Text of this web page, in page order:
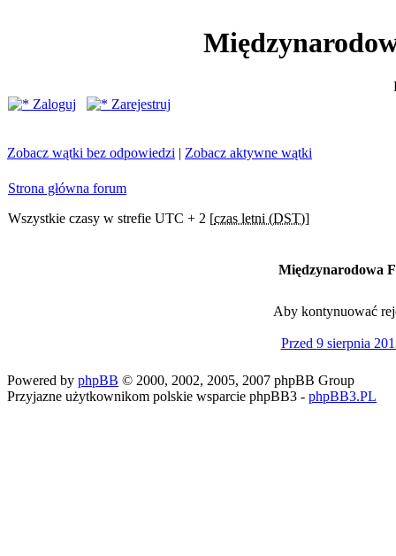
Zaloguj
Zarejestruj
Zobacz wątki bez odpowiedzi | Zobacz aktywne wątki
Strona główna forum
Wszystkie czasy w strefie UTC + 2 [czas letni (DST)]
Międzynarodowa
Aby kontynuować
Przed 9 sierpnia
Powered by phpBB © 2000, 2002, 2005, 2007 phpBB Group
Przyjazne użytkownikom polskie wsparcie phpBB3 - phpBB3.PL